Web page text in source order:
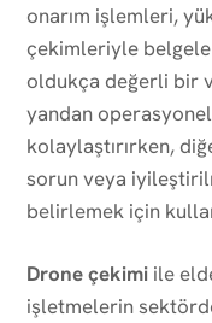
onarım işlemleri,
çekimleriyle
oldukça değerli bir
yandan
kolaylaştırırken,
sorun veya
belirlemek için
Drone çekimi ile
işletmelerin